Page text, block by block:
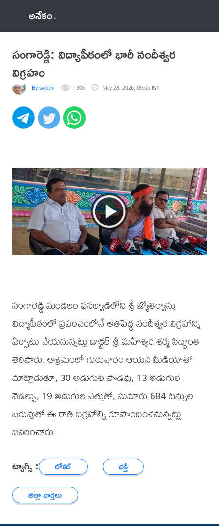
అనేకం
సంగారెడ్డి: విద్యాపీఠంలో భారీ నందీశ్వర
విగ్రహం
By swathi 1306 May 28, 2026, 09:05 IST
సంగారెడ్డి మండలం ఫసల్వాడిలోని శ్రీ జ్యోతిర్వాస్తు
విద్యాపీఠంలో ప్రపంచంలోనే అతిపెద్ద నందీశ్వర విగ్రహాన్ని
ఏర్పాటు చేయనున్నట్లు డాక్టర్ శ్రీ మహేశ్వర శర్మ సిద్ధాంతి
తెలిపారు. ఆశ్రమంలో గురువారం ఆయన మీడియాతో
మాట్లాడుతూ, 30 అడుగుల పొడవు, 13 అడుగుల
వెడల్పు, 19 అడుగుల ఎత్తుతో, సుమారు 684 టన్నుల
బరువుతో ఈ రాతి విగ్రహాన్ని రూపొందించనున్నట్లు
వివరించారు.
ట్యాగ్స్ : లోకల్
భక్తి
జిల్లా వార్తలు